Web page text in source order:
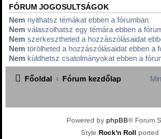
FÓRUM JOGOSULTSÁGOK
Nem nyithatsz témákat ebben a fórumban.
Nem válaszolhatsz egy témára ebben a
Nem szerkesztheted a hozzászólásaidat
Nem törölheted a hozzászólásaidat ebben a
Nem küldhetsz csatolmányokat ebben a
Főoldal Fórum kezdőlap
Powered by phpBB® Forum
Style Rock'n Roll ported